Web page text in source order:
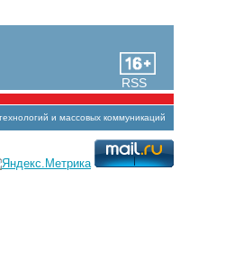
RSS
и массовых коммуникаций